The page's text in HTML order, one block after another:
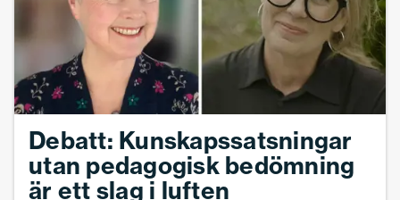
Debatt: Kunskapssatsningar
utan pedagogisk bedömning
är ett slag i luften